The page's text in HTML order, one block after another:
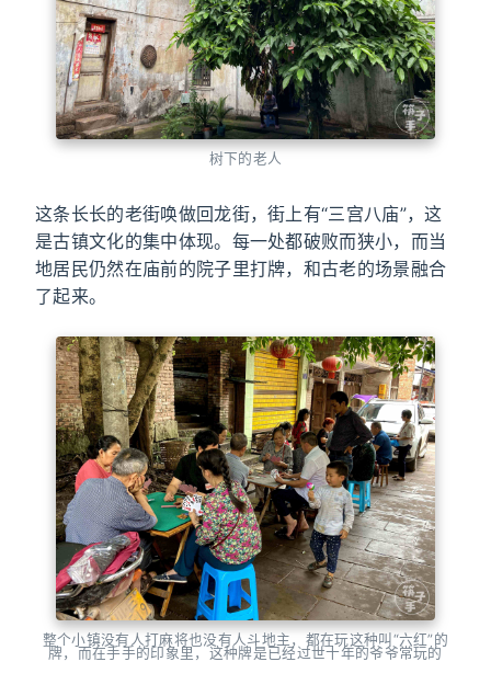
树下的老人
这条长长的老街唤做回龙街，街上有“三宫八庙”，这
是古镇文化的集中体现。每一处都破败而狭小，而当
地居民仍然在庙前的院子里打牌，和古老的场景融合
了起来。
整个小镇没有人打麻将也没有人斗地主，都在玩这种叫“六红”的
牌，而在手手的印象里，这种牌是已经过世十年的爷爷常玩的